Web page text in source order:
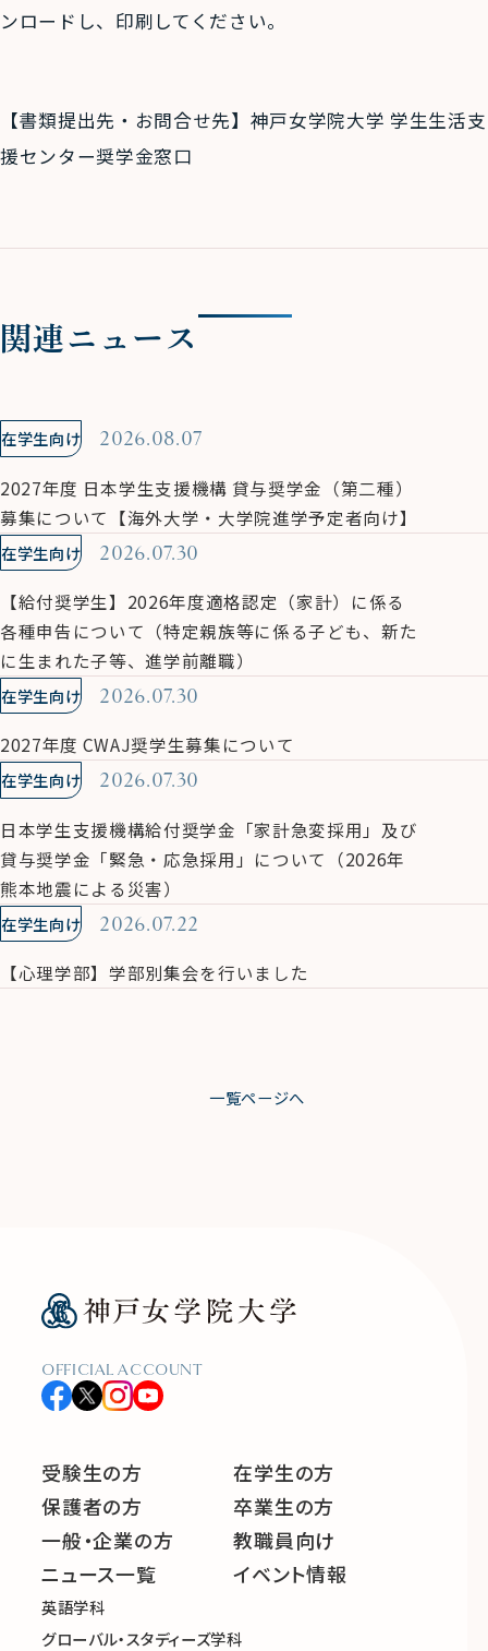
ンロードし、印刷してください。
【書類提出先・お問合せ先】神戸女学院大学 学生生活支
援センター奨学金窓口
関連ニュース
在学生向け 2026.08.07
2027年度 日本学生支援機構 貸与奨学金（第二種）
募集について【海外大学・大学院進学予定者向け】
在学生向け 2026.07.30
【給付奨学生】2026年度適格認定（家計）に係る
各種申告について（特定親族等に係る子ども、新た
に生まれた子等、進学前離職）
在学生向け 2026.07.30
2027年度 CWAJ奨学生募集について
在学生向け 2026.07.30
日本学生支援機構給付奨学金「家計急変採用」及び
貸与奨学金「緊急・応急採用」について（2026年
熊本地震による災害）
在学生向け 2026.07.22
【心理学部】学部別集会を行いました
一覧ページへ
OFFICIAL ACCOUNT
受験生の方
在学生の方
保護者の方
卒業生の方
一般・企業の方
教職員向け
ニュース一覧
イベント情報
英語学科
グローバル・スタディーズ学科